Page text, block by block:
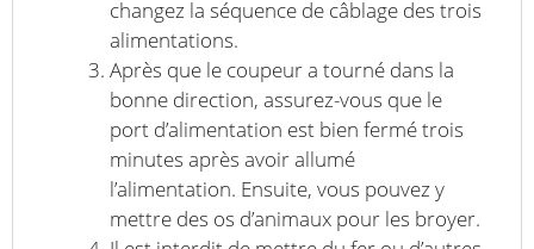
changez la séquence de câblage des trois
alimentations.
Après que le coupeur a tourné dans la
bonne direction, assurez-vous que le
port d’alimentation est bien fermé trois
minutes après avoir allumé
l’alimentation. Ensuite, vous pouvez y
mettre des os d’animaux pour les broyer.